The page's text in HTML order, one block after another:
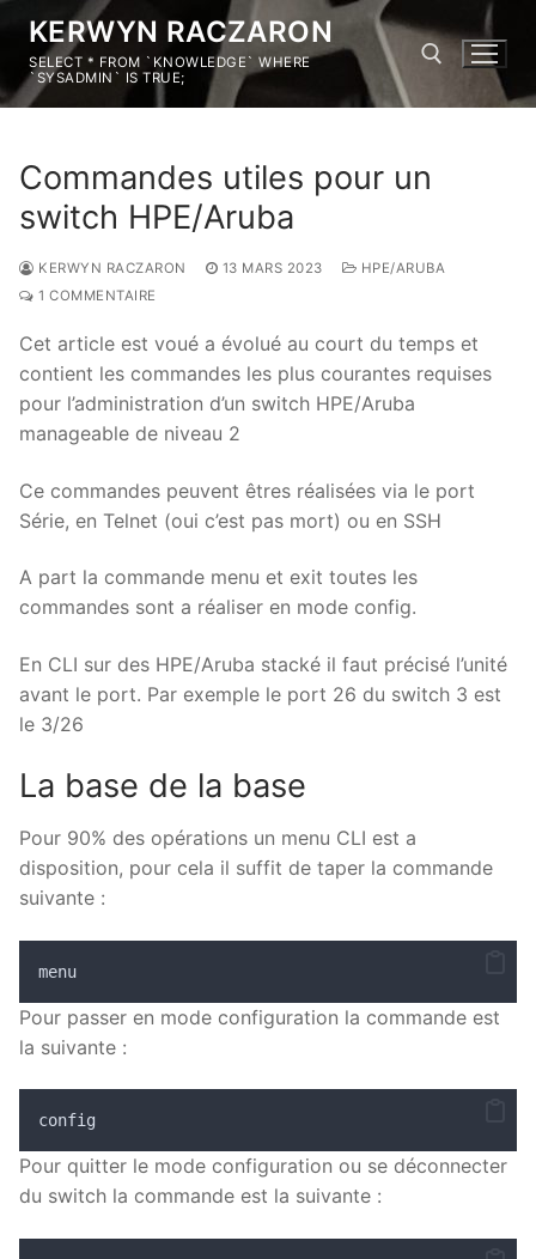
KERWYN RACZARON
SELECT * FROM `KNOWLEDGE` WHERE
`SYSADMIN` IS TRUE;
Commandes utiles pour un
switch HPE/Aruba
KERWYN RACZARON 13 MARS 2023
HPE/ARUBA
1 COMMENTAIRE
Cet article est voué a évolué au court du temps et
contient les commandes les plus courantes requises
pour l’administration d’un switch HPE/Aruba
manageable de niveau 2
Ce commandes peuvent êtres réalisées via le port
Série, en Telnet (oui c’est pas mort) ou en SSH
A part la commande menu et exit toutes les
commandes sont a réaliser en mode config.
En CLI sur des HPE/Aruba stacké il faut précisé l’unité
avant le port. Par exemple le port 26 du switch 3 est
le 3/26
La base de la base
Pour 90% des opérations un menu CLI est a
disposition, pour cela il suffit de taper la commande
suivante :
menu
Pour passer en mode configuration la commande est
la suivante :
config
Pour quitter le mode configuration ou se déconnecter
du switch la commande est la suivante :